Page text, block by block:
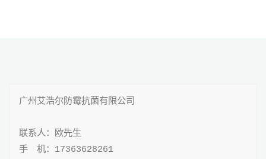
广州艾浩尔防霉抗菌有限公司
联系人：欧先生
手 机：17363628261